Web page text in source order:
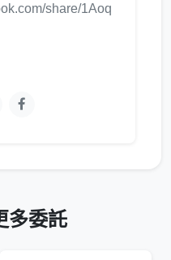
share/1Aoq
多委託